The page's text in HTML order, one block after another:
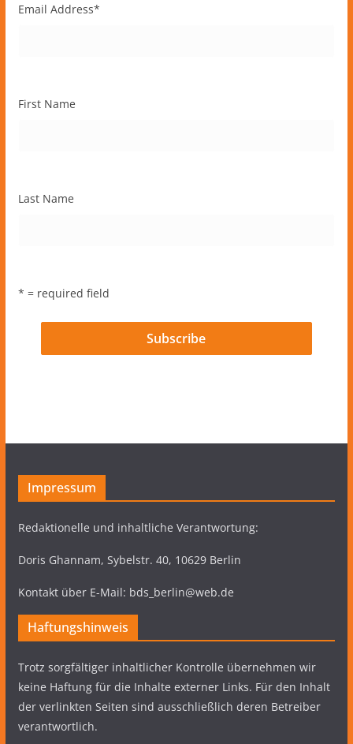
Email Address*
First Name
Last Name
* = required field
Impressum
Redaktionelle und inhaltliche Verantwortung:
Doris Ghannam, Sybelstr. 40, 10629 Berlin
Kontakt über E-Mail: bds_berlin@web.de
Haftungshinweis
Trotz sorgfältiger inhaltlicher Kontrolle übernehmen wir
keine Haftung für die Inhalte externer Links. Für den Inhalt
der verlinkten Seiten sind ausschließlich deren Betreiber
verantwortlich.